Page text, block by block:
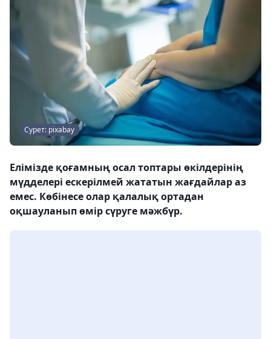
Сурет: pixabay
Елімізде қоғамның осал топтары өкілдерінің
мүдделері ескерілмей жататын жағдайлар аз
емес. Көбінесе олар қалалық ортадан
оқшауланып өмір сүруге мәжбүр.